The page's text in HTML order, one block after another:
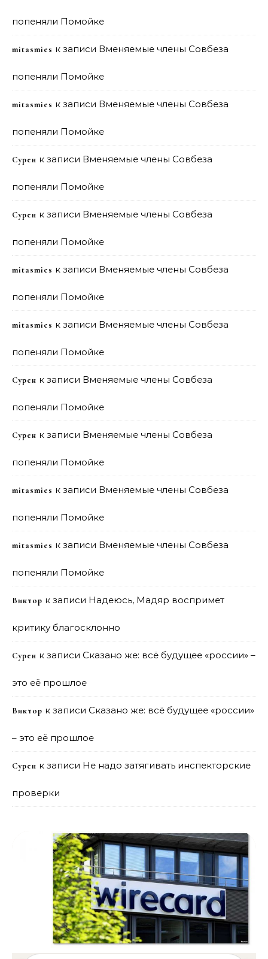
попеняли Помойке
mitasmies к записи Вменяемые члены Совбеза
попеняли Помойке
mitasmies к записи Вменяемые члены Совбеза
попеняли Помойке
Сурен к записи Вменяемые члены Совбеза
попеняли Помойке
Сурен к записи Вменяемые члены Совбеза
попеняли Помойке
mitasmies к записи Вменяемые члены Совбеза
попеняли Помойке
mitasmies к записи Вменяемые члены Совбеза
попеняли Помойке
Сурен к записи Вменяемые члены Совбеза
попеняли Помойке
Сурен к записи Вменяемые члены Совбеза
попеняли Помойке
mitasmies к записи Вменяемые члены Совбеза
попеняли Помойке
mitasmies к записи Вменяемые члены Совбеза
попеняли Помойке
Виктор к записи Надеюсь, Мадяр воспримет
критику благосклонно
Сурен к записи Сказано же: всё будущее «россии» –
это её прошлое
Виктор к записи Сказано же: всё будущее «россии»
– это её прошлое
Сурен к записи Не надо затягивать инспекторские
проверки